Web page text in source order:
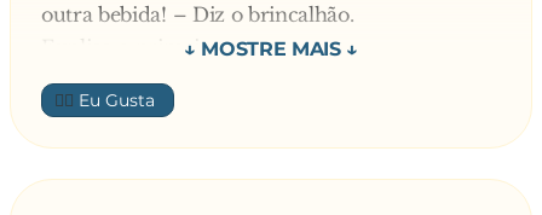
Diz o pai:
- Atão, e ó filha … vais tu arranjar problemes por
causa de 99 cêntimes?
outra bebida! – Diz o brincalhão.
Explica o primeiro:
- Não vale a pena! Hoje é o meu dia de azar.
Acordei e em vez da minha mulher a meu lado,
descubro um bilhete a dizer que tinha fugido
para sempre com o meu melhor amigo. Assim
👍🏼